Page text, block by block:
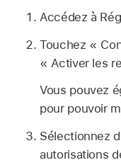
Accédez à
Touchez «
« Activer les
Vous pouvez
pour pouvoir
Sélectionnez
autorisations